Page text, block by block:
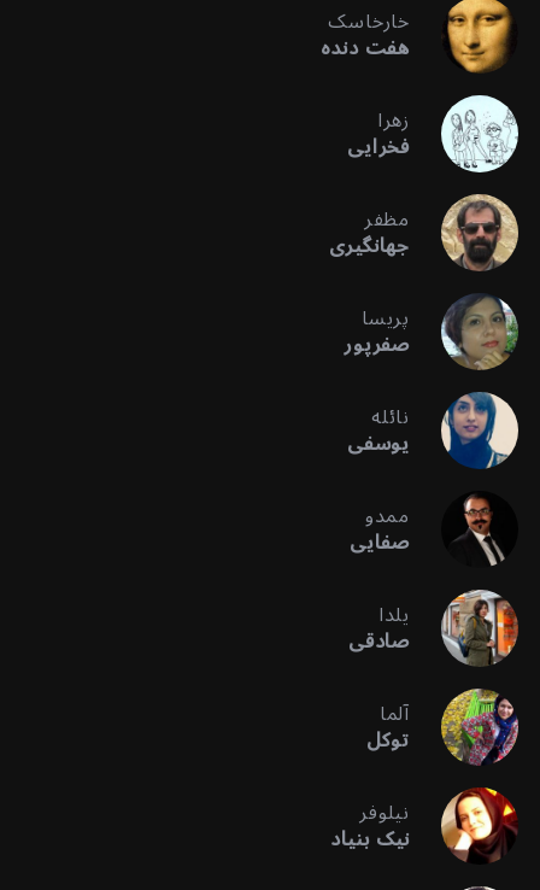
خارخاسک
هفت دنده
زهرا
فخرایی
مظفر
جهانگیری
پریسا
صفرپور
نائله
یوسفی
ممدو
صفایی
یلدا
صادقی
آلما
توکل
نیلوفر
نیک بنیاد